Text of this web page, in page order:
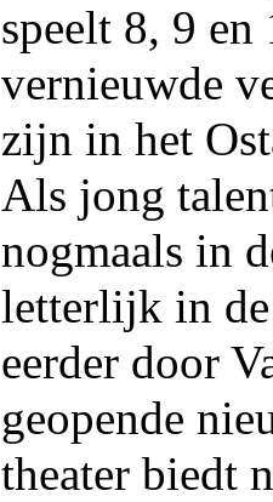
speelt 8, 9
vernieuwde
zijn in het
Als jong
nogmaals in
letterlijk in
eerder door
geopende
theater biedt